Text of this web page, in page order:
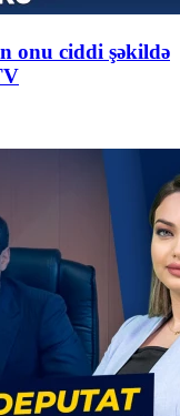
onu ciddi şəkildə